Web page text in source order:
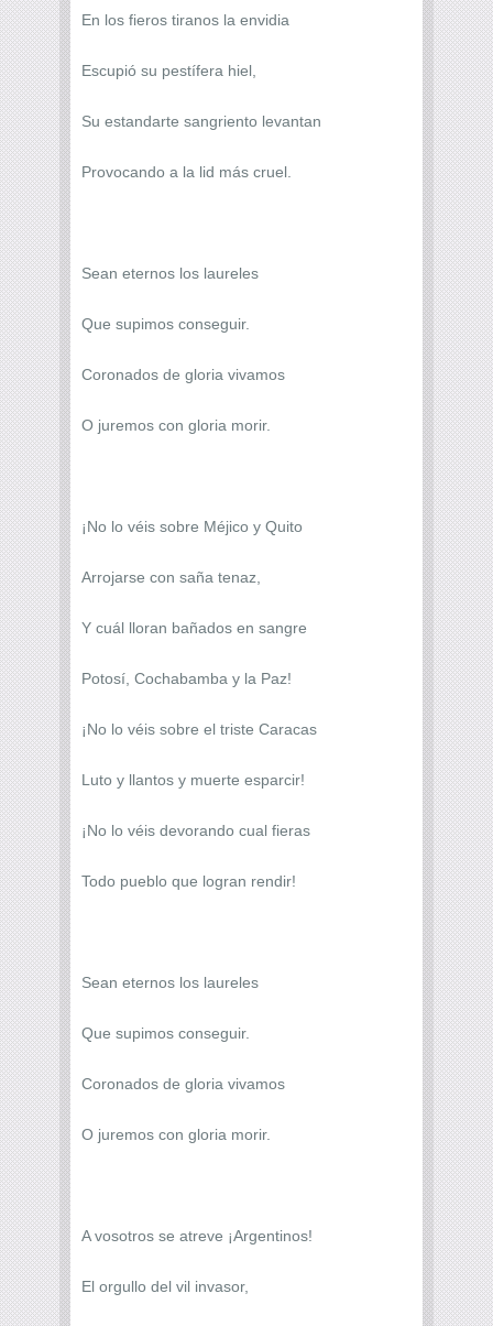
En los fieros tiranos la envidia
Escupió su pestífera hiel,
Su estandarte sangriento levantan
Provocando a la lid más cruel.
Sean eternos los laureles
Que supimos conseguir.
Coronados de gloria vivamos
O juremos con gloria morir.
¡No lo véis sobre Méjico y Quito
Arrojarse con saña tenaz,
Y cuál lloran bañados en sangre
Potosí, Cochabamba y la Paz!
¡No lo véis sobre el triste Caracas
Luto y llantos y muerte esparcir!
¡No lo véis devorando cual fieras
Todo pueblo que logran rendir!
Sean eternos los laureles
Que supimos conseguir.
Coronados de gloria vivamos
O juremos con gloria morir.
A vosotros se atreve ¡Argentinos!
El orgullo del vil invasor,